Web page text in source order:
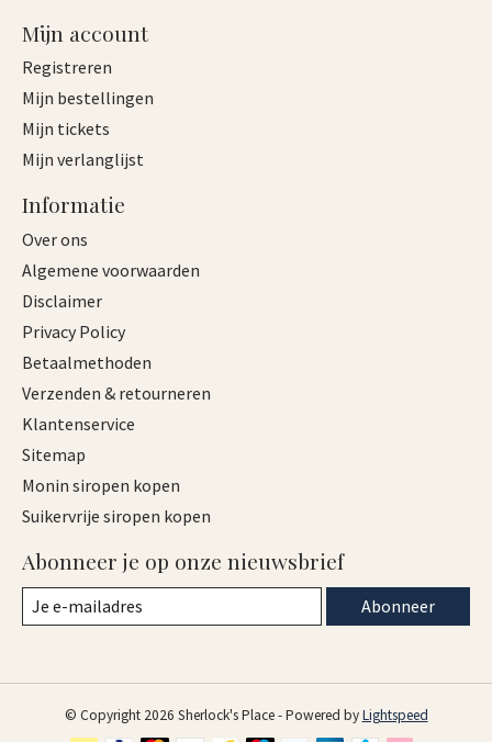
Mijn account
Registreren
Mijn bestellingen
Mijn tickets
Mijn verlanglijst
Informatie
Over ons
Algemene voorwaarden
Disclaimer
Privacy Policy
Betaalmethoden
Verzenden & retourneren
Klantenservice
Sitemap
Monin siropen kopen
Suikervrije siropen kopen
Abonneer je op onze nieuwsbrief
Abonneer
© Copyright 2026 Sherlock's Place - Powered byLightspeed